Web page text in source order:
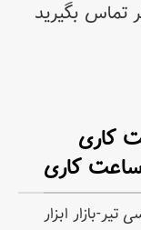
تماس بگیرید
بازار ابزار